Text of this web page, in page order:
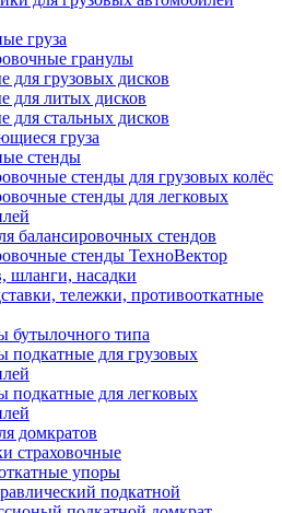
груза
гранулы
для грузовых дисков
для литых дисков
для стальных дисков
груза
стенды
стенды для грузовых колёс
стенды для легковых
балансировочных стендов
стенды ТехноВектор
шланги, насадки
тележки, противооткатные
бутылочного типа
подкатные для грузовых
подкатные для легковых
домкратов
страховочные
упоры
подкатной